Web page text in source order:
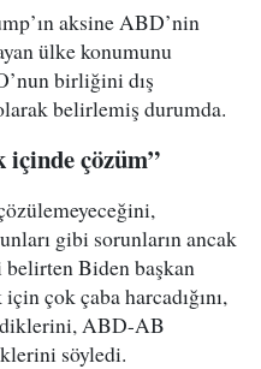
aksine ABD’nin
ülke konumunu
birliğini dış
belirlemiş durumda.
çözüm”
gibi sorunların ancak
Biden başkan
çok çaba harcadığını,
ABD-AB
söyledi.